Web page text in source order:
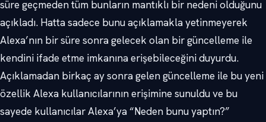
süre geçmeden tüm bunların mantıklı bir nedeni olduğunu
açıkladı. Hatta sadece bunu açıklamakla yetinmeyerek
Alexa’nın bir süre sonra gelecek olan bir güncelleme ile
kendini ifade etme imkanına erişebileceğini duyurdu.
Açıklamadan birkaç ay sonra gelen güncelleme ile bu yeni
özellik Alexa kullanıcılarının erişimine sunuldu ve bu
sayede kullanıcılar Alexa’ya “Neden bunu yaptın?”